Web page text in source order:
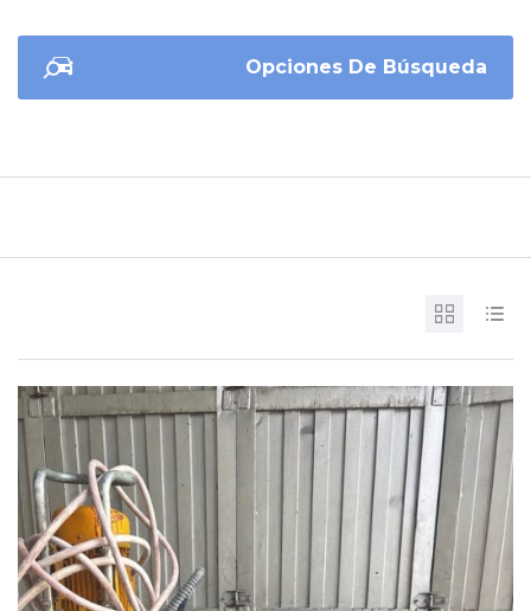
Opciones De Búsqueda